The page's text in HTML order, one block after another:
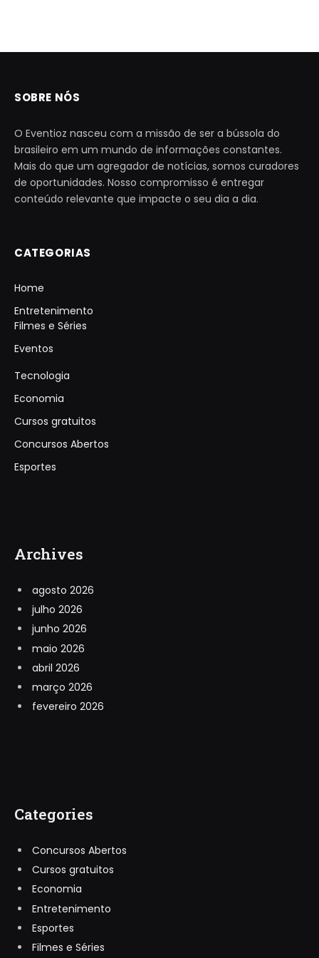
SOBRE NÓS
O Eventioz nasceu com a missão de ser a bússola do
brasileiro em um mundo de informações constantes.
Mais do que um agregador de notícias, somos curadores
de oportunidades. Nosso compromisso é entregar
conteúdo relevante que impacte o seu dia a dia.
CATEGORIAS
Home
Entretenimento
Filmes e Séries
Eventos
Tecnologia
Economia
Cursos gratuitos
Concursos Abertos
Esportes
Archives
agosto 2026
julho 2026
junho 2026
maio 2026
abril 2026
março 2026
fevereiro 2026
Categories
Concursos Abertos
Cursos gratuitos
Economia
Entretenimento
Esportes
Filmes e Séries